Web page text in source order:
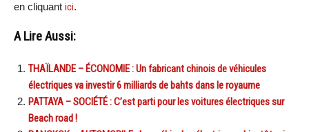
en cliquant ici.
A Lire Aussi:
THAÏLANDE – ÉCONOMIE : Un fabricant chinois de véhicules
électriques va investir 6 milliards de bahts dans le royaume
PATTAYA – SOCIÉTÉ : C’est parti pour les voitures électriques sur
Beach road !